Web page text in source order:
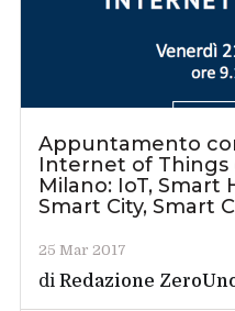
Appuntamento
Internet of Things
Milano: IoT, Smart
Smart City, Smart
25 Mar 2017
diRedazione